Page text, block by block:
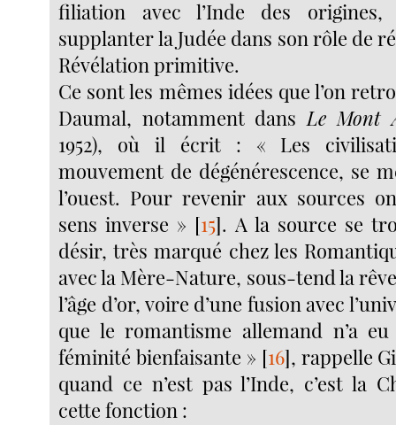
filiation avec l’Inde des
supplanter la Judée dans son rôle de
Révélation primitive.
Ce sont les mêmes idées que l’on
Daumal, notamment dansLe Mont
1952), où il écrit : « Les
mouvement de dégénérescence, se
l’ouest. Pour revenir aux sources
sens inverse » [15]. A la source se
désir, très marqué chez les
avec la Mère-Nature, sous-tend la
l’âge d’or, voire d’une fusion avec
que le romantisme allemand n’a
féminité bienfaisante » [16], rappelle
quand ce n’est pas l’Inde, c’est la
cette fonction :